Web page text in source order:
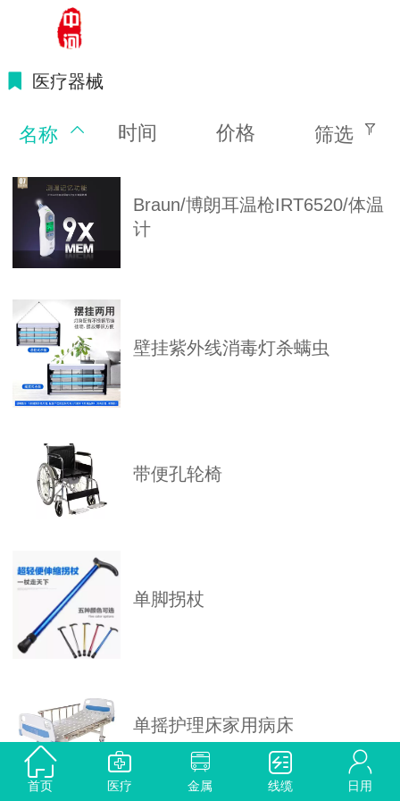
医疗器械
名称 时间 价格 筛选
Braun/博朗耳温枪IRT6520/体温
计
壁挂紫外线消毒灯杀螨虫
带便孔轮椅
单脚拐杖
单摇护理床家用病床
首页 医疗 金属 线缆 日用